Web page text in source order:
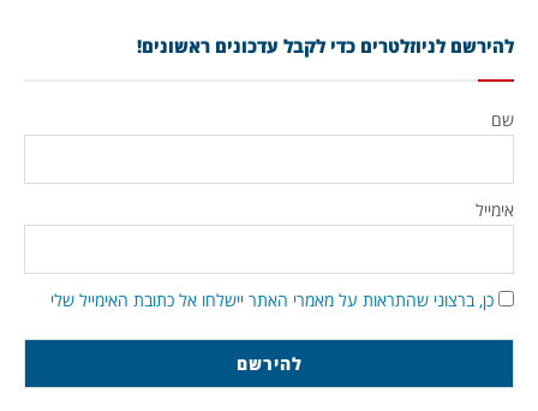
להירשם לניוזלטרים כדי לקבל עדכונים ראשונים!
שם
אימייל
כן, ברצוני שהתראות על מאמרי האתר יישלחו אל כתובת האימייל שלי